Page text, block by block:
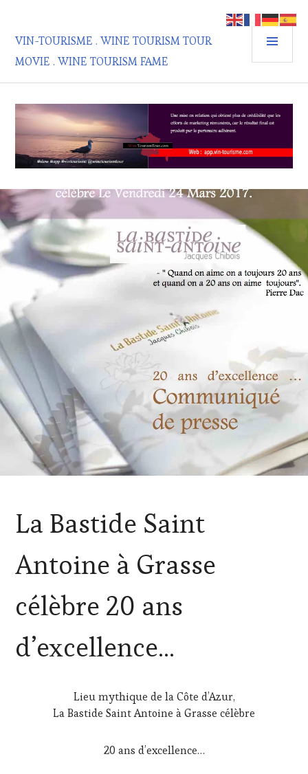
contenu
principal
VIN-TOURISME . WINE TOURISM TOUR
MOVIE . WINE TOURISM FAME
EDITION
LES
DU
VIN
DE
LA
GASTRONOMIE
FRANÇAISE,
DÉGUSTATIONS,
La Bastide Saint
Antoine à Grasse
célèbre 20 ans
d’excellence…
Lieu mythique de la Côte d’Azur,
La Bastide Saint Antoine à Grasse célèbre
20 ans d’excellence…